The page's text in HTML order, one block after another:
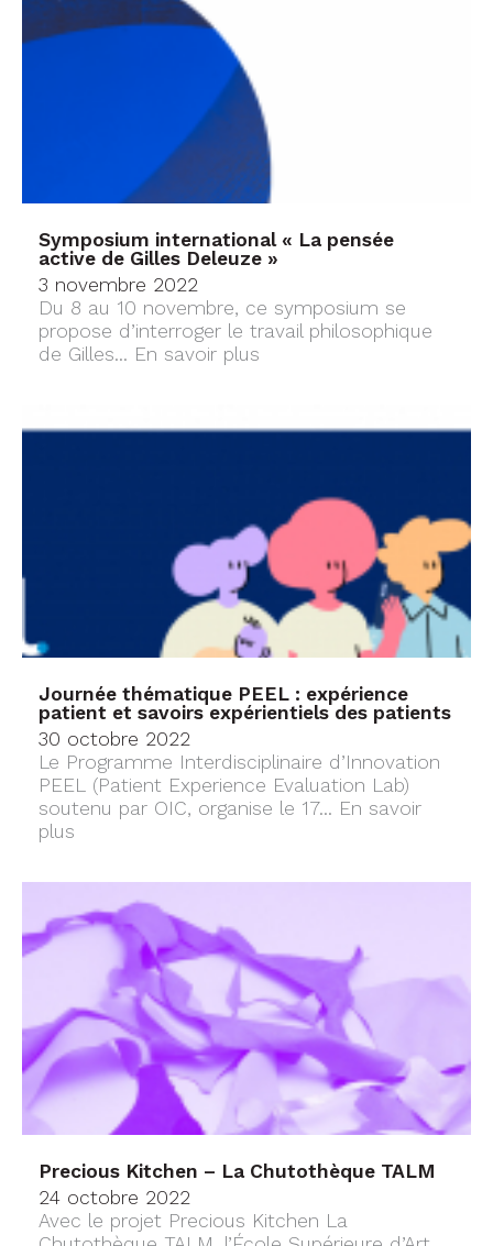
Symposium international « La pensée
active de Gilles Deleuze »
3 novembre 2022
Du 8 au 10 novembre, ce symposium se
propose d’interroger le travail philosophique
de Gilles... En savoir plus
Journée thématique PEEL : expérience
patient et savoirs expérientiels des patients
30 octobre 2022
Le Programme Interdisciplinaire d’Innovation
PEEL (Patient Experience Evaluation Lab)
soutenu par OIC, organise le 17... En savoir
plus
Precious Kitchen – La Chutothèque TALM
24 octobre 2022
Avec le projet Precious Kitchen La